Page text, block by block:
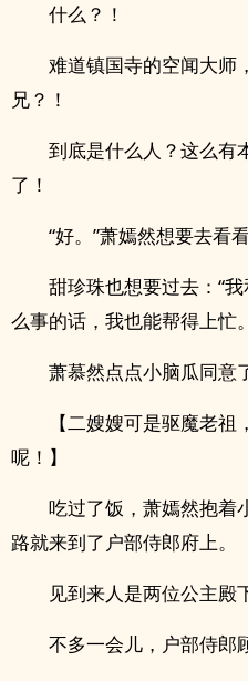
什么？！
难道镇国寺的空闻大师
兄？！
到底是什么人？这么有
了！
“好。”萧嫣然想要去看
甜珍珠也想要过去：“
么事的话，我也能帮得上忙
萧慕然点点小脑瓜同意
【二嫂嫂可是驱魔老
呢！】
吃过了饭，萧嫣然抱着
路就来到了户部侍郎府上。
见到来人是两位公主殿
不多一会儿，户部侍郎